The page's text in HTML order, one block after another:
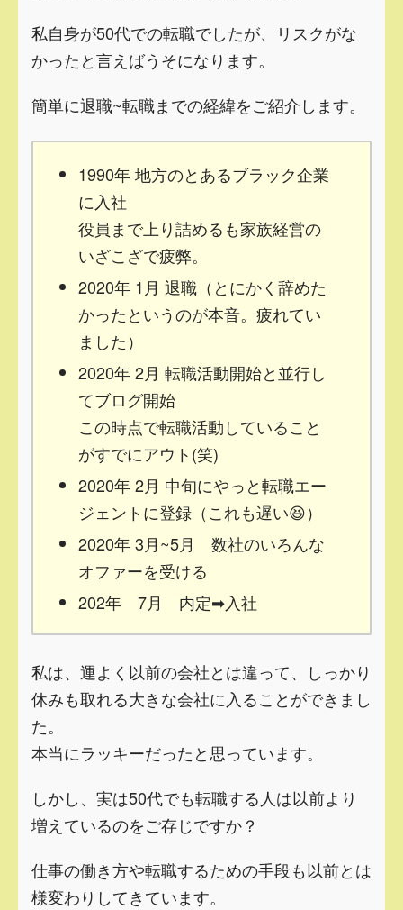
私自身が50代での転職でしたが、リスクがな
かったと言えばうそになります。
簡単に退職~転職までの経緯をご紹介します。
1990年 地方のとあるブラック企業
に入社
役員まで上り詰めるも家族経営の
いざこざで疲弊。
2020年 1月 退職（とにかく辞めた
かったというのが本音。疲れてい
ました）
2020年 2月 転職活動開始と並行し
てブログ開始
この時点で転職活動していること
がすでにアウト(笑)
2020年 2月 中旬にやっと転職エー
ジェントに登録（これも遅い😆）
2020年 3月~5月 数社のいろんな
オファーを受ける
202年 7月 内定➡入社
私は、運よく以前の会社とは違って、しっかり
休みも取れる大きな会社に入ることができまし
た。
本当にラッキーだったと思っています。
しかし、実は50代でも転職する人は以前より
増えているのをご存じですか？
仕事の働き方や転職するための手段も以前とは
様変わりしてきています。